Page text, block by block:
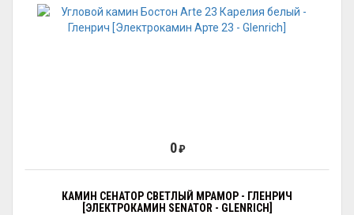
0₽
КАМИН СЕНАТОР СВЕТЛЫЙ МРАМОР - ГЛЕНРИЧ
[ЭЛЕКТРОКАМИН SENATOR - GLENRICH]